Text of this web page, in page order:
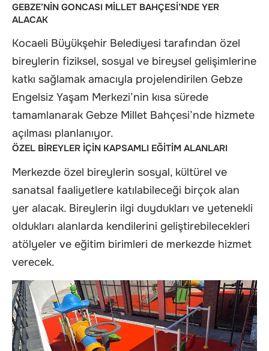
GEBZE’NİN GONCASI MİLLET BAHÇESİ’NDE YER
ALACAK
Kocaeli Büyükşehir Belediyesi tarafından özel
bireylerin fiziksel, sosyal ve bireysel gelişimlerine
katkı sağlamak amacıyla projelendirilen Gebze
Engelsiz Yaşam Merkezi’nin kısa sürede
tamamlanarak Gebze Millet Bahçesi’nde hizmete
açılması planlanıyor.
ÖZEL BİREYLER İÇİN KAPSAMLI EĞİTİM ALANLARI
Merkezde özel bireylerin sosyal, kültürel ve
sanatsal faaliyetlere katılabileceği birçok alan
yer alacak. Bireylerin ilgi duydukları ve yetenekli
oldukları alanlarda kendilerini geliştirebilecekleri
atölyeler ve eğitim birimleri de merkezde hizmet
verecek.